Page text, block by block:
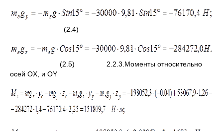
(2.4)
(2.5) 2.2.3.Моменты относительно
осей ОX, и OY